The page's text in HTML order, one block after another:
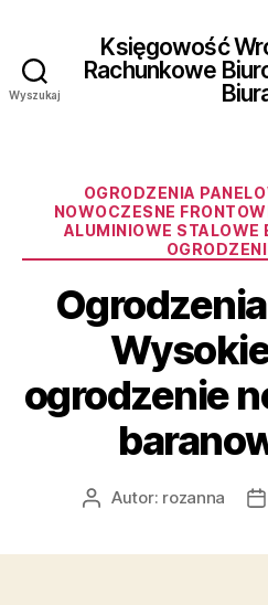
Wyszukaj
Księgowość
Rachunkowe
OGRODZENIA
NOWOCZESNE
ALUMINIOWE STALOWE
ogrodzenie
AutorAutor: rozanna